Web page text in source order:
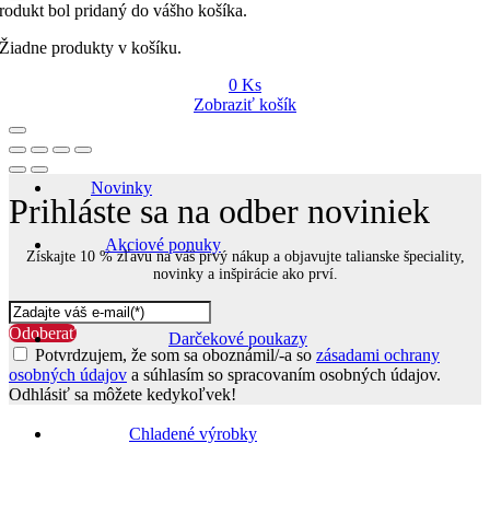
bol pridaný do vášho košíka.
Žiadne produkty v košíku.
0 Ks
Zobraziť košík
Novinky
Akciové ponuky
Darčekové poukazy
Chladené výrobky
Prihláste sa na odber noviniek
Získajte 10 % zľavu na váš prvý nákup a objavujte talianske špeciality,
novinky a inšpirácie ako prví.
Odoberať
Potvrdzujem, že som sa oboznámil/-a so zásadami ochrany
osobných údajov a súhlasím so spracovaním osobných údajov.
Odhlásiť sa môžete kedykoľvek!